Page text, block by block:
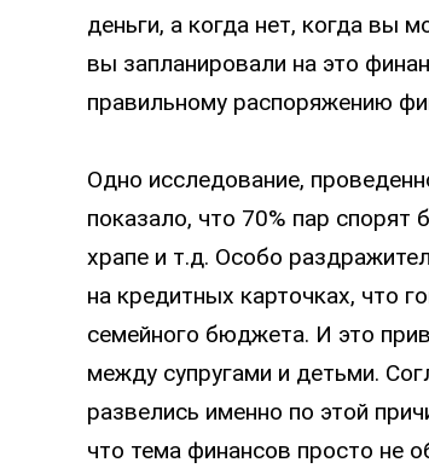
деньги, а когда нет, когда вы
вы запланировали на это
правильному распоряжению
Одно исследование,
показало, что 70% пар спорят
храпе и т.д. Особо
на кредитных карточках, что
семейного бюджета. И это
между супругами и детьми.
развелись именно по этой
что тема финансов просто не